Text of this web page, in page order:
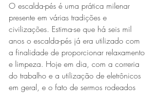
O escalda-pés é uma prática milenar
presente em várias tradições e
civilizações. Estima-se que há seis mil
anos o escalda-pés já era utilizado com
a finalidade de proporcionar relaxamento
e limpeza. Hoje em dia, com a correria
do trabalho e a utilização de eletrônicos
em geral, e o fato de sermos rodeados